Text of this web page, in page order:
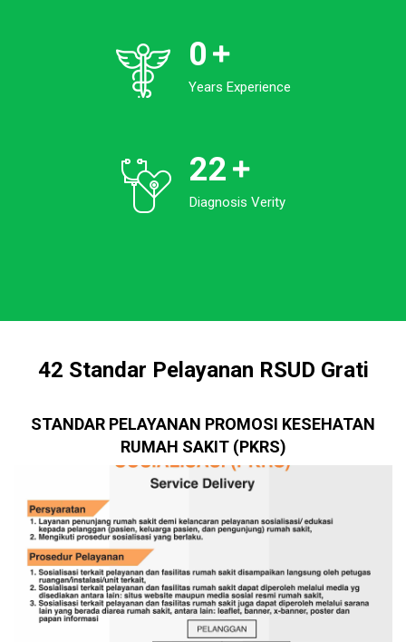
0
Years Experience
22
Diagnosis Verity
42 Standar Pelayanan RSUD Grati
STANDAR PELAYANAN PROMOSI KESEHATAN
RUMAH SAKIT (PKRS)